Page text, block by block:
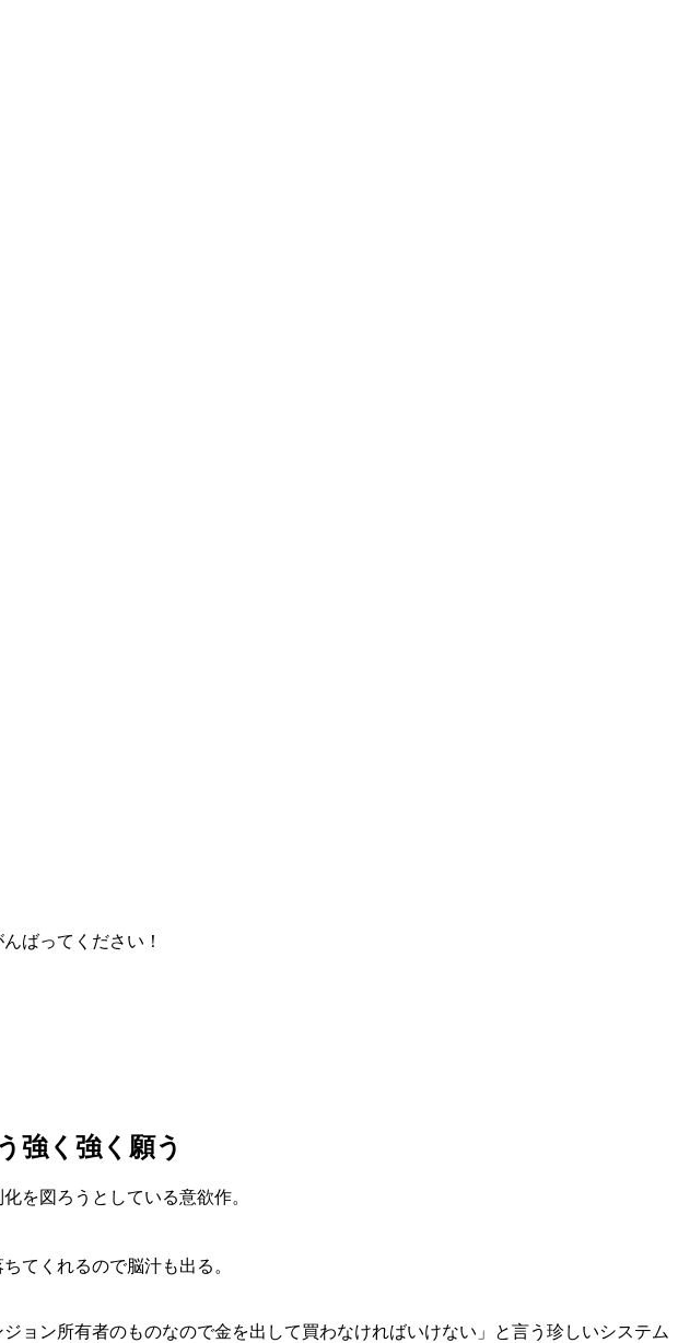
ばってください！
強く強く願う
を図ろうとしている意欲作。
てくれるので脳汁も出る。
ョン所有者のものなので金を出して買わなければいけない」と言う珍しいシステム